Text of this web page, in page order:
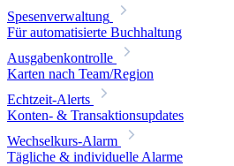
Spesenverwaltung
Für automatisierte Buchhaltung
Ausgabenkontrolle
Karten nach Team/Region
Echtzeit-Alerts
Konten- & Transaktionsupdates
Wechselkurs-Alarm
Tägliche & individuelle Alarme